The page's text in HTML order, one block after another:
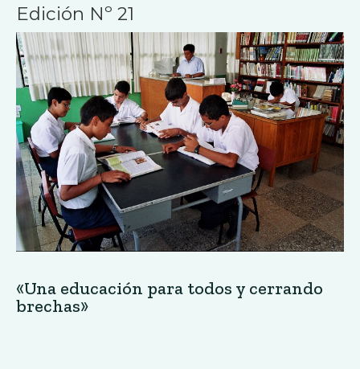
Edición Nº 21
«Una educación para todos y cerrando
brechas»